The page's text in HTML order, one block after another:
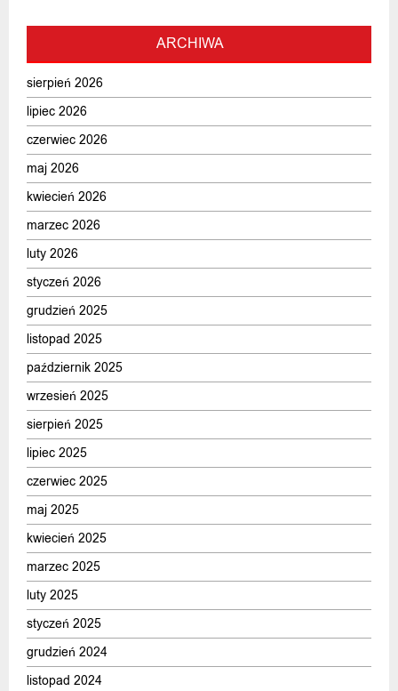
ARCHIWA
sierpień 2026
lipiec 2026
czerwiec 2026
maj 2026
kwiecień 2026
marzec 2026
luty 2026
styczeń 2026
grudzień 2025
listopad 2025
październik 2025
wrzesień 2025
sierpień 2025
lipiec 2025
czerwiec 2025
maj 2025
kwiecień 2025
marzec 2025
luty 2025
styczeń 2025
grudzień 2024
listopad 2024